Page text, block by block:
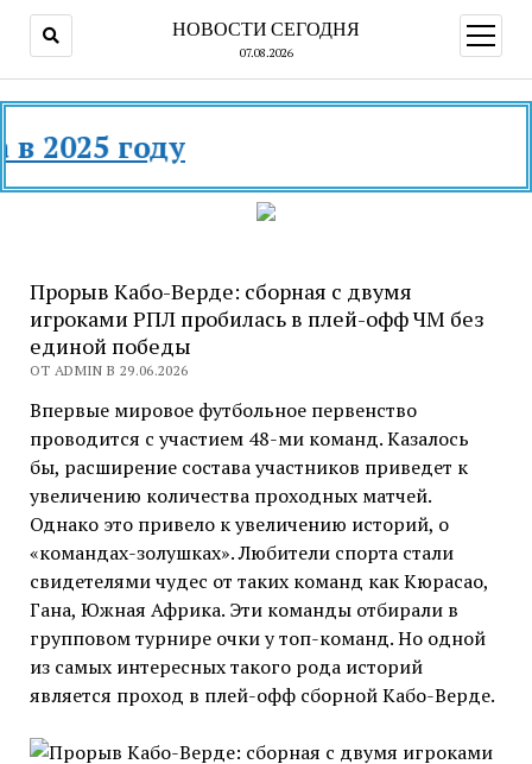
НОВОСТИ СЕГОДНЯ
07.08.2026
меню
Прорыв Кабо-Верде: сборная с двумя
игроками РПЛ пробилась в плей-офф ЧМ без
единой победы
ОТ ADMIN В 29.06.2026
Впервые мировое футбольное первенство
проводится с участием 48-ми команд. Казалось
бы, расширение состава участников приведет к
увеличению количества проходных матчей.
Однако это привело к увеличению историй, о
«командах-золушках». Любители спорта стали
свидетелямичудес от таких команд как Кюрасао,
Гана, Южная Африка. Эти команды отбирали в
групповом турнире очки у топ-команд. Но одной
из самых интересных такого рода историй
является проход в плей-офф сборной Кабо-Верде.